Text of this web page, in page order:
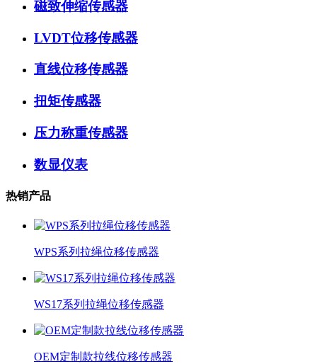
磁致伸缩传感器
LVDT位移传感器
直线位移传感器
扭矩传感器
压力称重传感器
数显仪表
热销产品
WPS系列拉绳位移传感器
WS17系列拉绳位移传感器
OEM定制款拉线位移传感器